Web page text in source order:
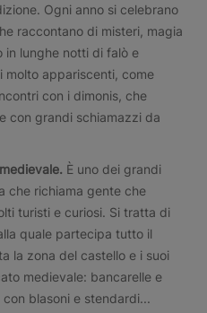
Ogni anno si celebrano
raccontano di misteri, magia
in lunghe notti di falò e
molto appariscenti, come
con i dimonis, che
con grandi schiamazzi da
È uno dei grandi
che richiama gente che
turisti e curiosi. Si tratta di
quale partecipa tutto il
la zona del castello e i suoi
medievale: bancarelle e
blasoni e stendardi...